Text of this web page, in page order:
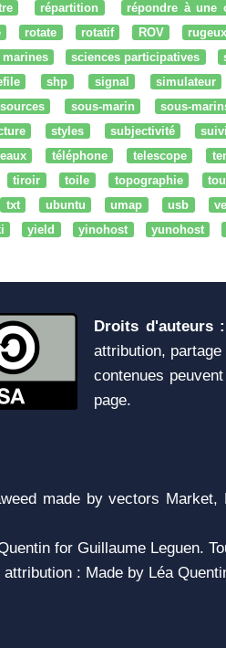
répartition répondre à une
rotate rotatif ROV rugeux
sciences participatives
shp signal simulateur
sources sous-marin sous-
styles subjectivité suivi
téléphone telescope
tiroir toile topographie
txt ubuntu umap usb
yield yinohost yunohost
Droits d'auteurs :
attribution,
contenues
page.
made by vectors
for Guillaume Leguen.
: Made by Léa